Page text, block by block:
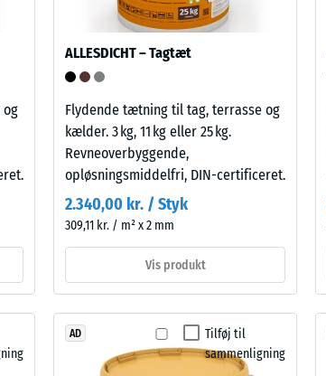
lokal
belastning.
Den
angiver,
hvilket
materialet
deformeres,
en
bestemt
kraft
påføres.
ALLESDICHT – Tagtæt
Flydende tætning til tag, terrasse og
kælder. 3 kg, 11 kg eller 25 kg.
Revneoverbyggende,
opløsningsmiddelfri, DIN-certificeret.
2.340,00 kr. / Styk
309,11 kr. / m² x 2 mm
Vis produkt
Tilføj til
sammenligning
AD